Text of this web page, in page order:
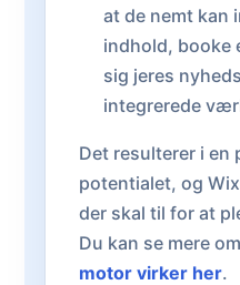
at de nemt kan
indhold, booke
sig jeres
integrerede
Det resulterer i en
potentialet, og
der skal til for at
Du kan se mere
motor virker her.